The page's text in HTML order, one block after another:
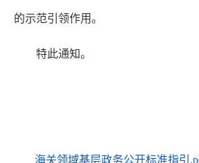
的示范引领作用。
特此通知。
海关领域基层政务公开标准指引